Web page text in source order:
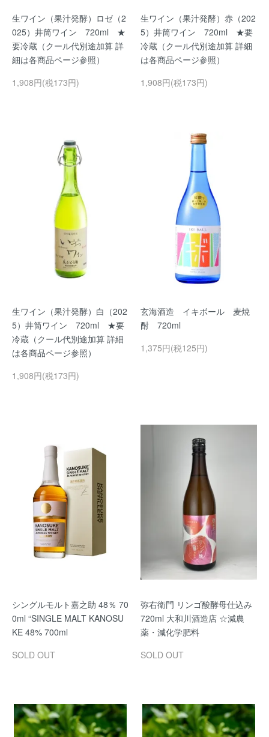
生ワイン（果汁発酵）ロゼ（2
025）井筒ワイン 720ml ★
要冷蔵（クール代別途加算 詳
細は各商品ページ参照）
1,908円(税173円)
生ワイン（果汁発酵）赤（202
5）井筒ワイン 720ml ★要
冷蔵（クール代別途加算 詳細
は各商品ページ参照）
1,908円(税173円)
生ワイン（果汁発酵）白（202
5）井筒ワイン 720ml ★要
冷蔵（クール代別途加算 詳細
は各商品ページ参照）
1,908円(税173円)
玄海酒造 イキボール 麦焼
酎 720ml
1,375円(税125円)
シングルモルト嘉之助 48％ 70
0ml “SINGLE MALT KANOSU
KE 48% 700ml
SOLD OUT
弥右衛門 リンゴ酸酵母仕込み
720ml 大和川酒造店 ☆減農
薬・減化学肥料
SOLD OUT